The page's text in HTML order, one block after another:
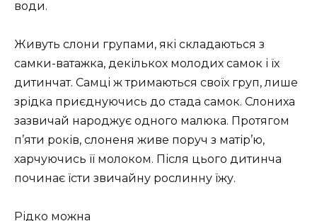
води.
Живуть слони групами, які складаються з
самки-ватажка, декількох молодих самок і їх
дитинчат. Самці ж тримаються своїх груп, лише
зрідка приєднуючись до стада самок. Слониха
зазвичай народжує одного малюка. Протягом
п’яти років, слоненя живе поруч з матір’ю,
харчуючись її молоком. Після цього дитинча
починає їсти звичайну рослинну їжу.
Рідко можна